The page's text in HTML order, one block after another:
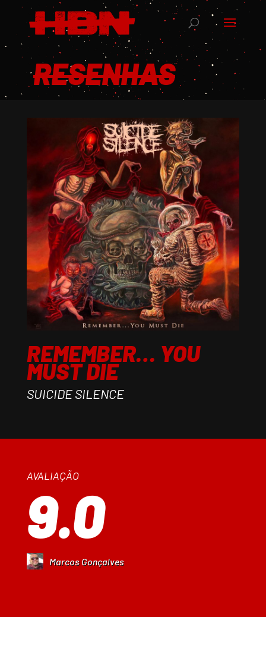
RESENHAS
REMEMBER… YOU
MUST DIE
SUICIDE SILENCE
AVALIAÇÃO
9.0
Marcos Gonçalves